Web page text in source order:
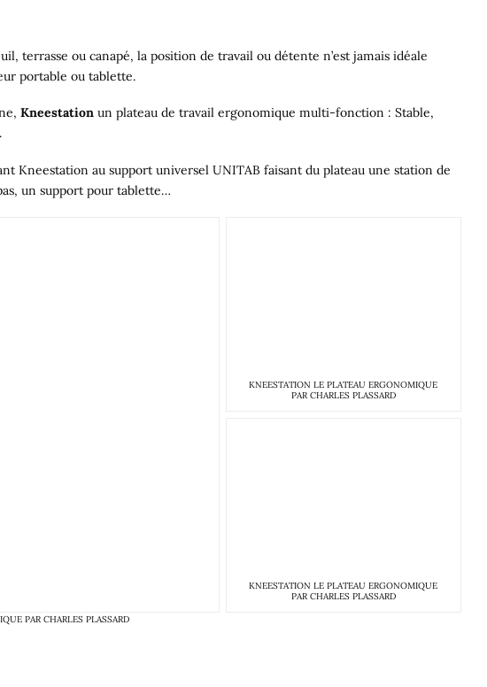
terrasse ou canapé, la position de travail ou détente n’est jamais idéale
portable ou tablette.
Kneestationun plateau de travail ergonomique multi-fonction : Stable,
Kneestation au support universel UNITAB faisant du plateau une station de
un support pour tablette…
PAR CHARLES PLASSARD
KNEESTATION LE PLATEAU ERGONOMIQUE
PAR CHARLES PLASSARD
KNEESTATION LE PLATEAU ERGONOMIQUE
PAR CHARLES PLASSARD